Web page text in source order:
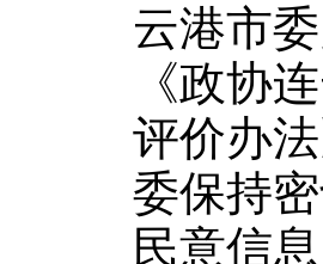
云港市
《政协
评价办
委保持
民意信